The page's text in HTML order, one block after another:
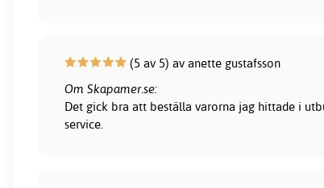
(5 av 5) av anette gustafsson
Om Skapamer.se:
Det gick bra att beställa varorna jag hittade i
service.